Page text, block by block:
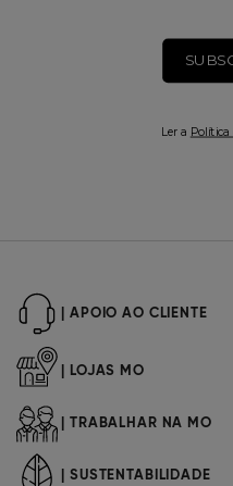
| APOIO AO CLIENTE
| LOJAS MO
| TRABALHAR NA MO
| SUSTENTABILIDADE